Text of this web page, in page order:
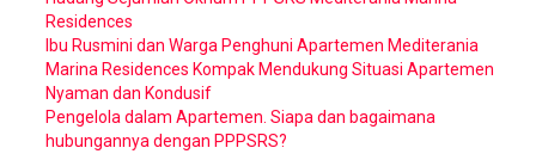
Residences
Ibu Rusmini dan Warga Penghuni Apartemen Mediterania
Marina Residences Kompak Mendukung Situasi Apartemen
Nyaman dan Kondusif
Pengelola dalam Apartemen. Siapa dan bagaimana
hubungannya dengan PPPSRS?